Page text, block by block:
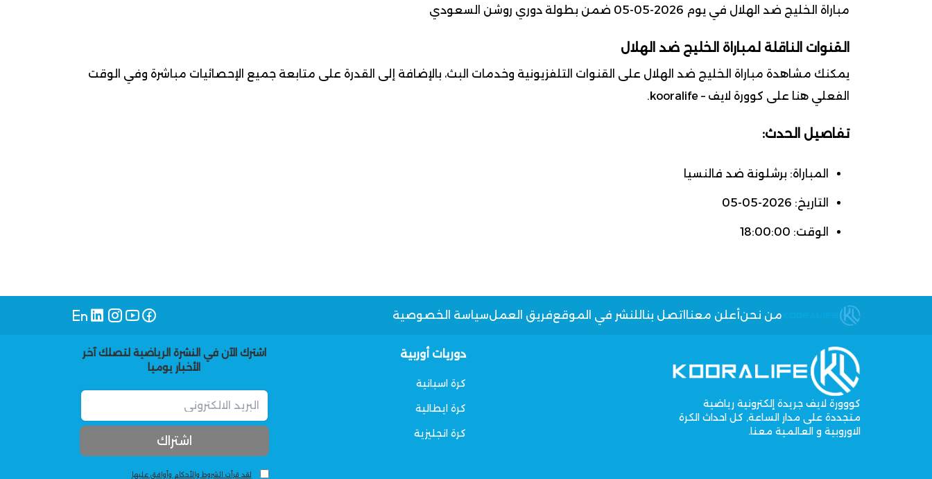
مباراة الخليج ضد الهلال في يوم 2026-05-05 ضمن بطولة دوري روشن السعودي
القنوات الناقلة لمباراة الخليج ضد الهلال
يمكنك مشاهدة مباراة الخليج ضد الهلال على القنوات التلفزيونية وخدمات البث، بالإضافة إلى القدرة على متابعة جميع الإحصائيات مباشرة وفي الوقت
الفعلي هنا على كوورة لايف – kooralife.
تفاصيل الحدث:
المباراة: برشلونة ضد فالنسيا
التاريخ: 2026-05-05
الوقت: 18:00:00
من نحنأعلن معنا اتصل بنا للنشر في الموقعفريق العملسياسة الخصوصية
كووورة لايف جريدة إلكترونية رياضية
متجددة على مدار الساعة, كل احداث الكرة
الاوروبية و العالمية معنا.
دوريات أوربية
كرة اسبانية
كرة ايطالية
كرة انجليزية
اشترك الآن في النشرة الرياضية لتصلك آخر
الأخبار يوميا
لقد قرأت الشروط والأحكام وأوافق عليها